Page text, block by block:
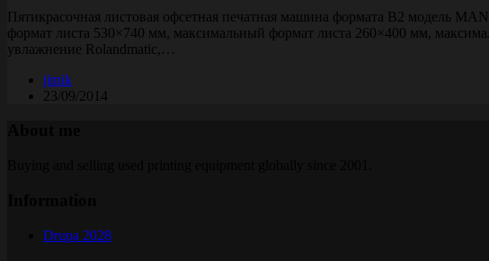
Пятикрасочная листовая офсетная печатная машина формата B2 модель
формат листа 530×740 мм, максимальный формат листа 260×400 мм,
увлажнение Rolandmatic,…
jitnik
23/09/2014
Drupa 2028